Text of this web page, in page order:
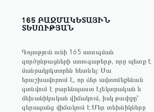
165 ԲԱԶՄԱԿԵՏԱՅԻՆ
ՏԵՍՈՒԹՅԱՆ
Գոյություն ունի 165 ստուգման
գործընթացների ստուգաթերթ, որը պետք է
մանրակրկտորեն հետևել: Սա
երաշխավորում է, որ ձեր ավտոմեքենան
գտնվում է բարենպաստ էլեկտրական և
մեխանիկական վիճակում, իսկ թափքը՝
գերազանց վիճակում է:Մեր տեխնիկները